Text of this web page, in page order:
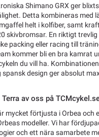
Shimano GRX ger
Detta kombineras med
helt i kolfiber, samt
skivbromsar. En riktigt
packing eller racing till
kommer bli en bra kamrat
du vill ha.
design ger absolut
Terra av oss på
mycket förtjusta i Orbea och
modeller. Vi har
och ett nära samarbete